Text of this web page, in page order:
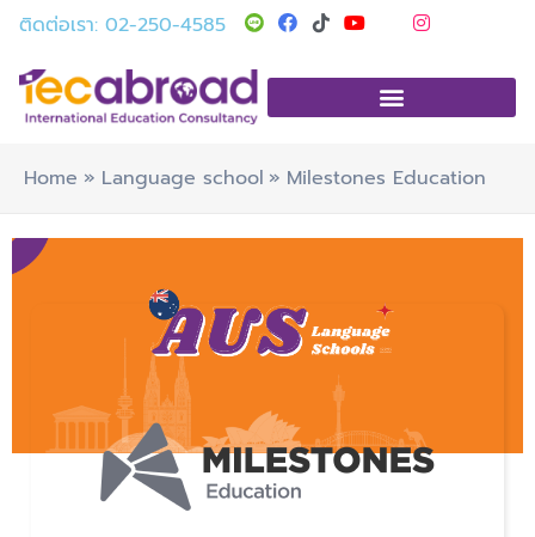
Skip
content
ติดต่อเรา: 02-250-4585 T
i
t
k
Y
o
t
b
I
n
t
g
m
Home Language school Milestones Education